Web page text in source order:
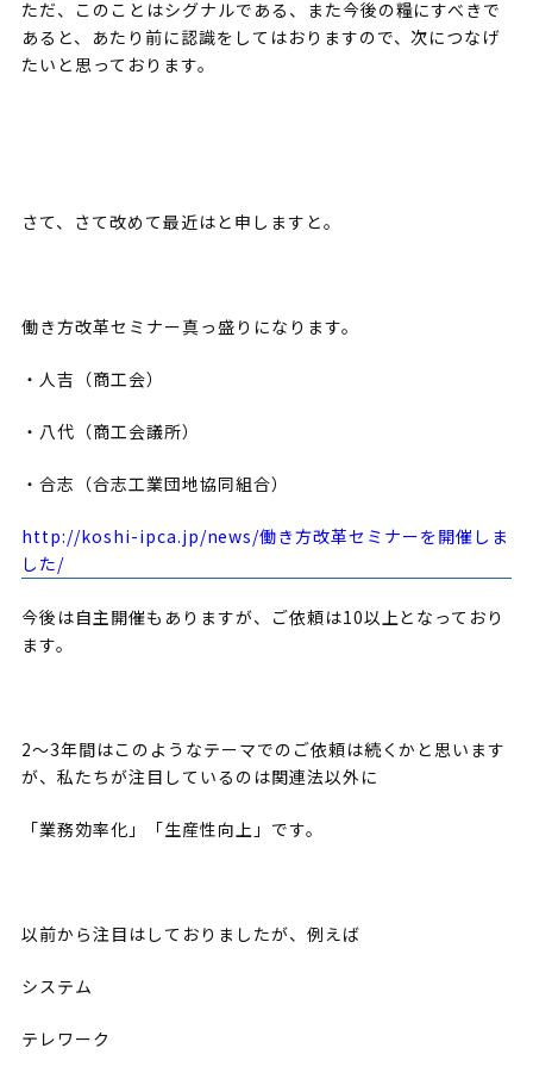
ただ、このことはシグナルである、また今後の糧にすべきで
あると、あたり前に認識をしてはおりますので、次につなげ
たいと思っております。
さて、さて改めて最近はと申しますと。
働き方改革セミナー真っ盛りになります。
・人吉（商工会）
・八代（商工会議所）
・合志（合志工業団地協同組合）
http://koshi-ipca.jp/news/働き方改革セミナーを開催しま
した/
今後は自主開催もありますが、ご依頼は10以上となっており
ます。
2～3年間はこのようなテーマでのご依頼は続くかと思います
が、私たちが注目しているのは関連法以外に
「業務効率化」「生産性向上」です。
以前から注目はしておりましたが、例えば
システム
テレワーク